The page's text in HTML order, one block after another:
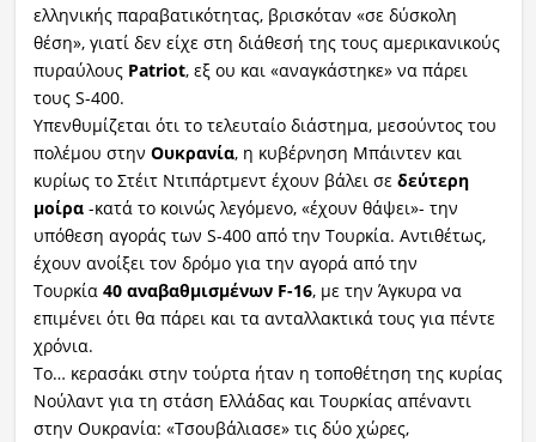
ελληνικής παραβατικότητας, βρισκόταν «σε δύσκολη
θέση», γιατί δεν είχε στη διάθεσή της τους αμερικανικούς
πυραύλους Patriot, εξ ου και «αναγκάστηκε» να πάρει
τους S-400.
Υπενθυμίζεται ότι το τελευταίο διάστημα, μεσούντος του
πολέμου στην Oυκρανία, η κυβέρνηση Μπάιντεν και
κυρίως το Στέιτ Ντιπάρτμεντ έχουν βάλει σε δεύτερη
μοίρα-κατά το κοινώς λεγόμενο, «έχουν θάψει»- την
υπόθεση αγοράς των S-400 από την Τουρκία. Αντιθέτως,
έχουν ανοίξει τον δρόμο για την αγορά από την
Τουρκία 40 αναβαθμισμένων F-16, με την Άγκυρα να
επιμένει ότι θα πάρει και τα ανταλλακτικά τους για πέντε
χρόνια.
Το… κερασάκι στην τούρτα ήταν η τοποθέτηση της κυρίας
Νούλαντ για τη στάση Ελλάδας και Τουρκίας απέναντι
στην Ουκρανία: «Τσουβάλιασε» τις δύο χώρες,